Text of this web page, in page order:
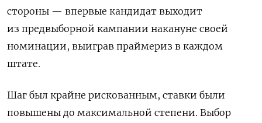
стороны — впервые кандидат выходит
из предвыборной кампании накануне своей
номинации, выиграв праймериз в каждом
штате.
Шаг был крайне рискованным, ставки были
повышены до максимальной степени. Выбор